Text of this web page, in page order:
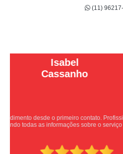
(11)
Vera Maria
Equipe nota 10, trabalho rápido com
Super